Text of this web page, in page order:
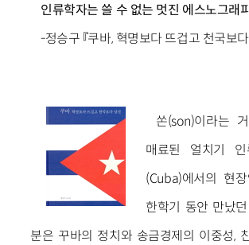
인류학자는 쓸 수 없는 멋진 에스노그래피
-정승구 『쿠바, 혁명보다 뜨겁고 천국보다
쏜(son)이라는
매료된 얼치기 인
(Cuba)에서의 현
한학기 동안 만났
분은 꾸바의 정치와 송금경제의 이중성,